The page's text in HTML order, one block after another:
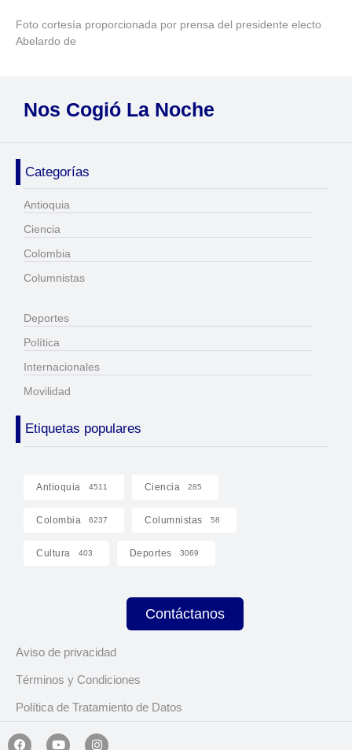
Foto cortesía proporcionada por prensa del presidente electo
Abelardo de
Nos Cogió La Noche
Categorías
Antioquia
Ciencia
Colombia
Columnistas
Deportes
Política
Internacionales
Movilidad
Etiquetas populares
Antioquia 4511 Ciencia 285
Colombia 6237 Columnistas 58
Cultura 403 Deportes 3069
Contáctanos
Aviso de privacidad
Términos y Condiciones
Política de Tratamiento de Datos